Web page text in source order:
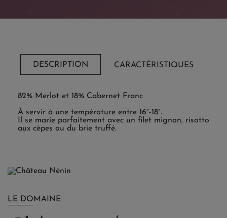
DESCRIPTION CARACTÉRISTIQUES
82% Merlot et 18% Cabernet Franc
À servir à une température entre 16°-18°.
Il se marie parfaitement avec un filet mignon, risotto
aux cèpes ou du brie truffé.
LE DOMAINE